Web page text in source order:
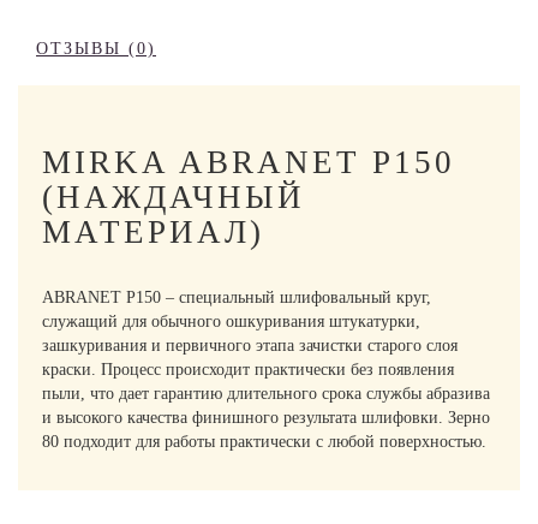
ОТЗЫВЫ (0)
MIRKA ABRANET P150
(НАЖДАЧНЫЙ
МАТЕРИАЛ)
ABRANET P150 – специальный шлифовальный круг,
служащий для обычного ошкуривания штукатурки,
зашкуривания и первичного этапа зачистки старого слоя
краски. Процесс происходит практически без появления
пыли, что дает гарантию длительного срока службы абразива
и высокого качества финишного результата шлифовки. Зерно
80 подходит для работы практически с любой поверхностью.